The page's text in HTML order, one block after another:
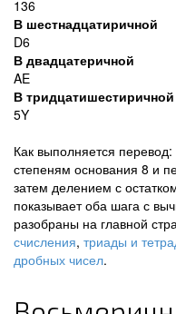
136
В шестнадцатиричной
D6
В двадцатеричной
AE
В тридцатишестиричной
5Y
Как выполняется
степеням основания 8 и
затем делением с
показывает оба шага с
разобраны на главной
счисления, триады и
дробных чисел.